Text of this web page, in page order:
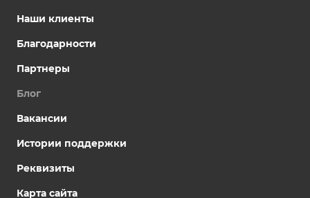
Наши клиенты
Благодарности
Партнеры
Блог
Вакансии
Истории поддержки
Реквизиты
Карта сайта